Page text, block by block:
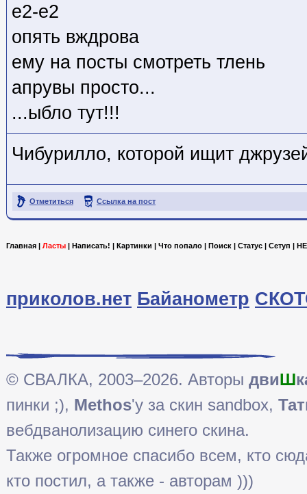
е2-е2
опять вждрова
ему на посты смотреть тлень
апрувы просто...
...ыбло тут!!!
Чибурилло, которой ищит
Отметиться Ссылка на пост
Главная | Ласты | Написать! | Картинки | Что попало | Поиск | Статус | Сетуп |
приколов.нет Байанометр
© СВАЛКА, 2003–2026. Авторы двиШ
пинки ;), Methos'у за скин sandbox,
вебдванолизацию синего скина.
Также огромное спасибо всем, кто
кто постил, а также - авторам )))